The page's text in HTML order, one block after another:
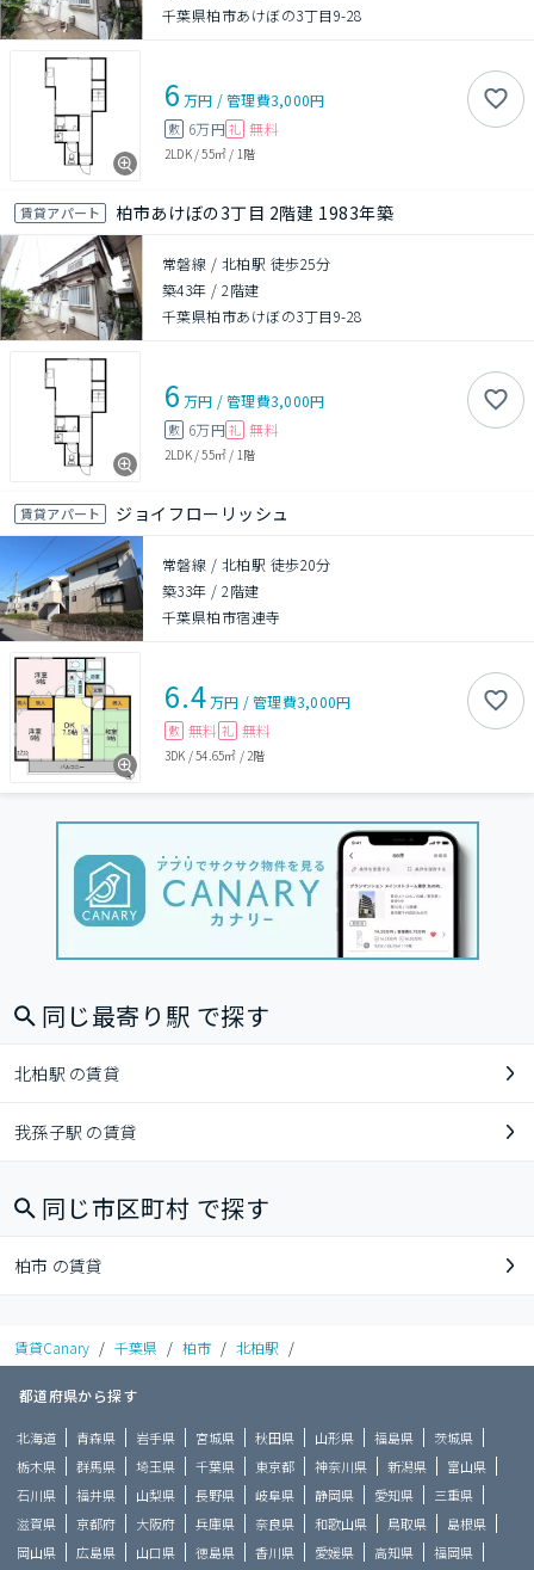
千葉県柏市あけぼの3丁目9-28
6 万円 /管理費3,000円
敷 6万円 礼 無料
2LDK/55㎡ / 1階
賃貸アパート 柏市あけぼの3丁目 2階建 1983年築
常磐線 / 北柏駅 徒歩25分
築43年 /2階建
千葉県柏市あけぼの3丁目9-28
6 万円 /管理費3,000円
敷 6万円 礼 無料
2LDK/55㎡ / 1階
賃貸アパート ジョイフローリッシュ
常磐線 / 北柏駅 徒歩20分
築33年 /2階建
千葉県柏市宿連寺
6.4万円 /管理費3,000円
敷 無料 礼 無料
3DK /54.65㎡ / 2階
同じ最寄り駅 で探す
北柏駅 の賃貸
我孫子駅 の賃貸
同じ市区町村 で探す
柏市 の賃貸
賃貸Canary / 千葉県 / 柏市 / 北柏駅 /
都道府県から探す
北海道 青森県 岩手県 宮城県 秋田県 山形県 福島県
茨城県
栃木県
群馬県 埼玉県 千葉県 東京都 神奈川県 新潟県
富山県
石川県
福井県 山梨県 長野県 岐阜県 静岡県 愛知県
三重県
滋賀県
京都府 大阪府 兵庫県 奈良県 和歌山県 鳥取県
島根県
岡山県
広島県 山口県 徳島県 香川県 愛媛県 高知県 福岡県